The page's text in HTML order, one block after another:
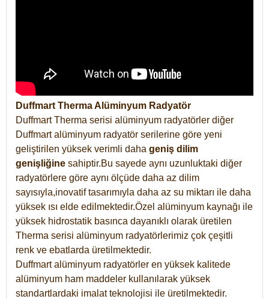
Duffmart Therma Alüminyum Radyatör
Duffmart Therma serisi alüminyum radyatörler diğer
Duffmart alüminyum radyatör serilerine göre yeni
geliştirilen yüksek verimli daha geniş dilim
genişliğine sahiptir.Bu sayede aynı uzunluktaki diğer
radyatörlere göre aynı ölçüde daha az dilim
sayısıyla,inovatif tasarımıyla daha az su miktarı ile daha
yüksek ısı elde edilmektedir.Özel alüminyum kaynağı ile
yüksek hidrostatik basınca dayanıklı olarak üretilen
Therma serisi alüminyum radyatörlerimiz çok çeşitli
renk ve ebatlarda üretilmektedir.
Duffmart alüminyum radyatörler en yüksek kalitede
alüminyum ham maddeler kullanılarak yüksek
standartlardaki imalat teknolojisi ile üretilmektedir.